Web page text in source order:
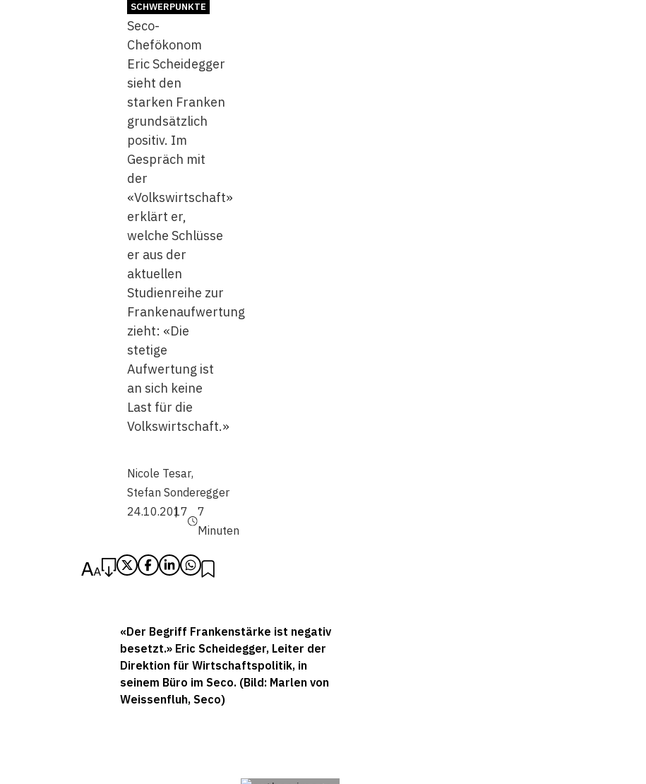
SCHWERPUNKTE
Seco-
Chefökonom
Eric Scheidegger
sieht den
starken Franken
grundsätzlich
positiv. Im
Gespräch mit
der
«Volkswirtschaft»
erklärt er,
welche Schlüsse
er aus der
aktuellen
Studienreihe zur
Frankenaufwertung
zieht: «Die
stetige
Aufwertung ist
an sich keine
Last für die
Volkswirtschaft.»
Nicole Tesar,
Stefan Sonderegger
24.10.2017
7
Minuten
«Der Begriff Frankenstärke ist negativ
besetzt.» Eric Scheidegger, Leiter der
Direktion für Wirtschaftspolitik, in
seinem Büro im Seco. (Bild: Marlen von
Weissenfluh, Seco)